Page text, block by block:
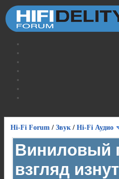
Hi-Fi Forum / Звук / Hi-Fi Аудио
Виниловый
взгляд